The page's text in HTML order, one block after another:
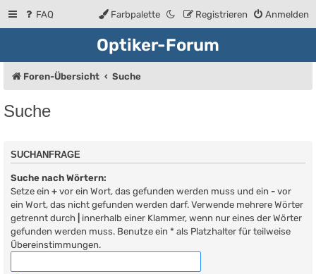
FAQ Anmelden
Registrieren
Farbpalette
Optiker-Forum
Foren-Übersicht Suche
Suche
SUCHANFRAGE
Suche nach Wörtern:
Setze ein + vor ein Wort, das gefunden werden muss und ein - vor
ein Wort, das nicht gefunden werden darf. Verwende mehrere Wörter
getrennt durch
innerhalb einer Klammer, wenn nur eines der Wörter
gefunden werden muss. Benutze ein * als Platzhalter für teilweise
Übereinstimmungen.